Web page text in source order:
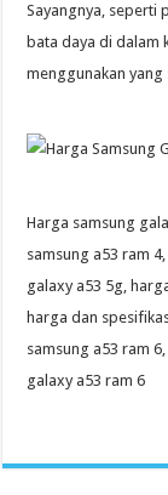
Sayangnya, seperti
bata daya di dalam
menggunakan yang
Harga samsung
samsung a53 ram
galaxy a53 5g,
harga dan
samsung a53 ram
galaxy a53 ram 6